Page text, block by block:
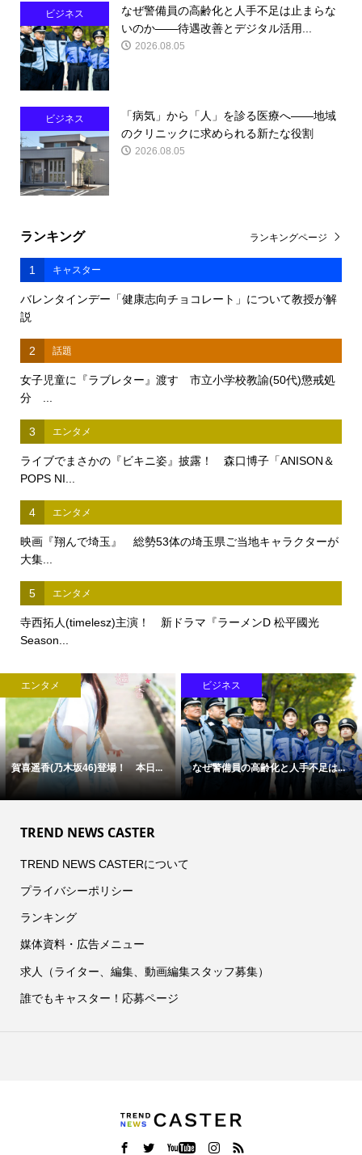
ビジネス
なぜ警備員の高齢化と人手不足は止まらな
いのか――待遇改善とデジタル活用...
2026.08.05
ビジネス
「病気」から「人」を診る医療へ――地域
のクリニックに求められる新たな役割
2026.08.05
ランキング
1 キャスター
バレンタインデー「健康志向チョコレート」について教授が解
説
2 話題
女子児童に『ラブレター』渡す 市立小学校教諭(50代)懲戒処
分 ...
3 エンタメ
ライブでまさかの『ビキニ姿』披露！ 森口博子「ANISON＆
POPS NI...
4 エンタメ
映画『翔んで埼玉』 総勢53体の埼玉県ご当地キャラクターが
大集...
5 エンタメ
寺西拓人(timelesz)主演！ 新ドラマ『ラーメンD 松平國光
Season...
ランキングページ
エンタメ
賀喜遥香(乃木坂46)登場！ 本日...
ビジネス
なぜ警備員の高齢化と人手不足は...
TREND NEWS CASTER
TREND NEWS CASTERについて
プライバシーポリシー
ランキング
媒体資料・広告メニュー
求人（ライター、編集、動画編集スタッフ募集）
誰でもキャスター！応募ページ